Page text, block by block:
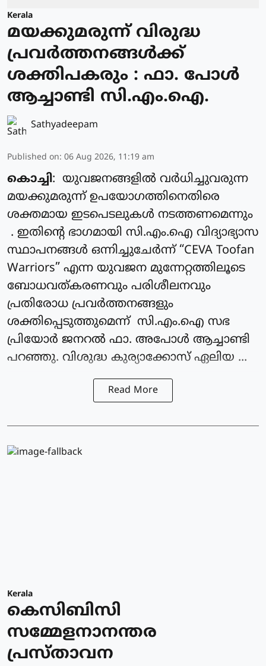
Kerala
മയക്കുമരുന്ന് വിരുദ്ധ
പ്രവർത്തനങ്ങൾക്ക്
ശക്തിപകരും : ഫാ. പോൾ
ആച്ചാണ്ടി സി.എം.ഐ.
Sathyadeepam
Published on: 06 Aug 2026, 11:19 am
കൊച്ചി: യുവജനങ്ങളിൽ വർധിച്ചുവരുന്ന
മയക്കുമരുന്ന് ഉപയോഗത്തിനെതിരെ
ശക്തമായ ഇടപെടലുകൾ നടത്തണമെന്നും
. ഇതിന്റെ ഭാഗമായി സി.എം.ഐ വിദ്യാഭ്യാസ
സ്ഥാപനങ്ങൾ ഒന്നിച്ചുചേർന്ന് “CEVA Toofan
Warriors” എന്ന യുവജന മുന്നേറ്റത്തിലൂടെ
ബോധവത്കരണവും പരിശീലനവും
പ്രതിരോധ പ്രവർത്തനങ്ങളും
ശക്തിപ്പെടുത്തുമെന്ന് സി.എം.ഐ സഭ
പ്രിയോർ ജനറൽ ഫാ. അപോൾ ആച്ചാണ്ടി
പറഞ്ഞു. വിശുദ്ധ കുര്യാക്കോസ് ഏലിയ ...
Read More
Kerala
കെസിബിസി
സമ്മേളനാനന്തര
പ്രസ്താവന